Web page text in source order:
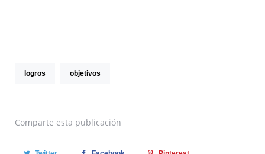
logros objetivos
Comparte esta publicación